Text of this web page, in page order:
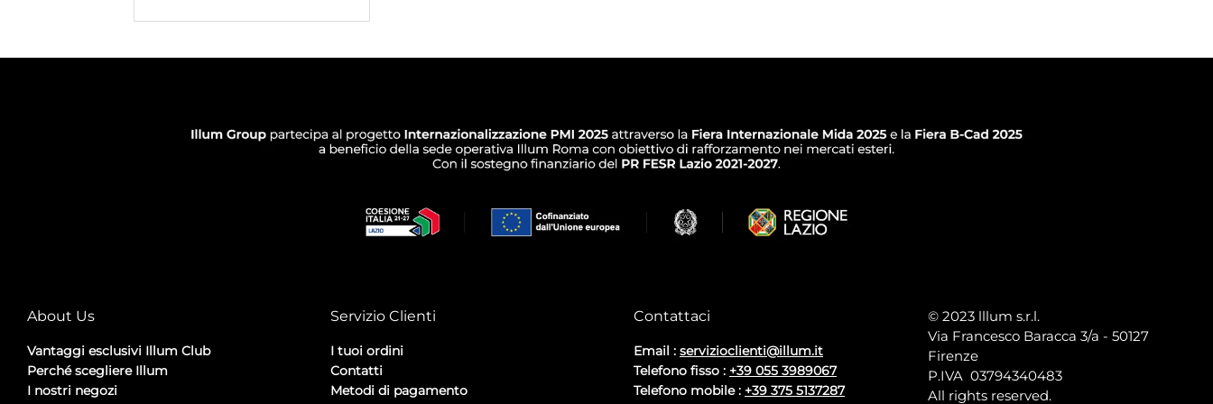
About Us
Vantaggi esclusivi Illum Club
Perché scegliere Illum
I nostri negozi
Servizio Clienti
I tuoi ordini
Contatti
Metodi di pagamento
Contattaci
Email : servizioclienti@illum.it
Telefono fisso : +39 055 3989067
Telefono mobile : +39 375 5137287
© 2023 lllum s.r.l.
Via Francesco Baracca 3/a - 50127
Firenze
P.IVA 03794340483
All rights reserved.